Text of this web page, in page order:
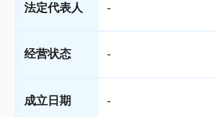
法定代表人 -
经营状态 -
成立日期 -